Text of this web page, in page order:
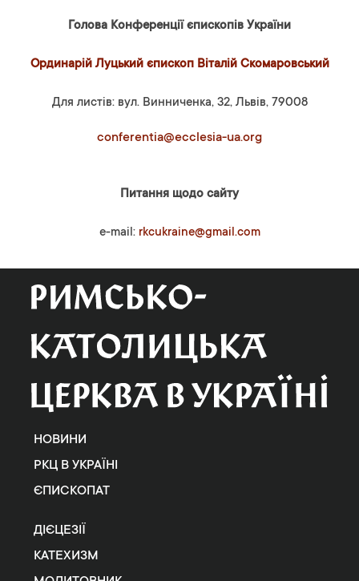
Голова Конференції єпископів України
Ординарій Луцький єпископ Віталій Скомаровський
Для листів: вул. Винниченка, 32, Львів, 79008
conferentia@ecclesia-ua.org
Питання щодо сайту
e-mail: rkcukraine@gmail.com
НОВИНИ
РКЦ В УКРАЇНІ
ЄПИСКОПАТ
ДІЄЦЕЗІЇ
КАТЕХИЗМ